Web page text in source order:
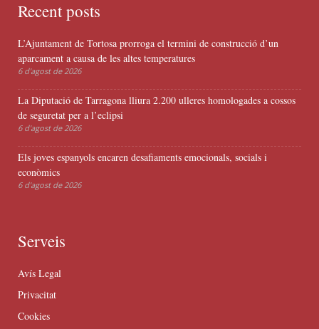
Recent posts
L’Ajuntament de Tortosa prorroga el termini de construcció d’un
aparcament a causa de les altes temperatures
6 d'agost de 2026
La Diputació de Tarragona lliura 2.200 ulleres homologades a cossos
de seguretat per a l’eclipsi
6 d'agost de 2026
Els joves espanyols encaren desafiaments emocionals, socials i
econòmics
6 d'agost de 2026
Serveis
Avís Legal
Privacitat
Cookies